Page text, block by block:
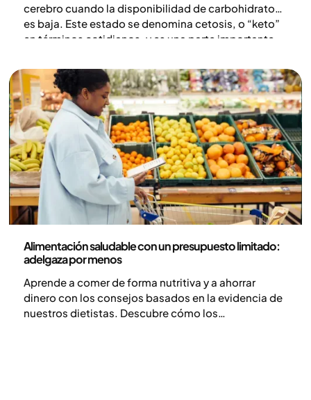
cerebro cuando la disponibilidad de carbohidratos
es baja. Este estado se denomina cetosis, o “keto”
en términos cotidianos, y es una parte importante
periodos de disponibilidad energética limitada. En
este artículo explicamos qué son las cetonas y la
cetosis, cómo se producen y por qué son
importantes.
Alimentación saludable con un presupuesto limitado:
adelgaza por menos
Aprende a comer de forma nutritiva y a ahorrar
dinero con los consejos basados en la evidencia de
nuestros dietistas. Descubre cómo los